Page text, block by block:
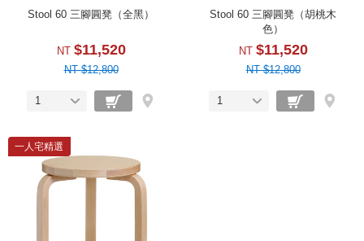
Stool 60 三腳圓凳（全黑）
NT $11,520
NT $12,800
1
Stool 60 三腳圓凳（胡桃木
色）
NT $11,520
NT $12,800
1
一人宅精選